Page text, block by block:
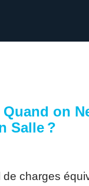
on
Salle ?
charges